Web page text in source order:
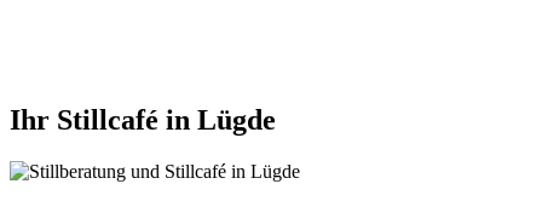
Ihr Stillcafé in Lügde